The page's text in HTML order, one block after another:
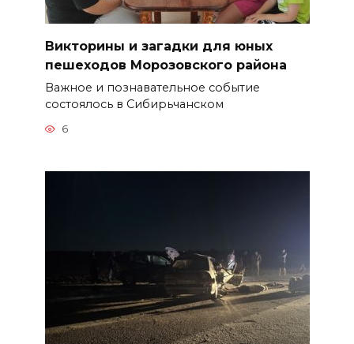
Викторины и загадки для юных
пешеходов Морозовского района
Важное и познавательное событие
состоялось в Сибирьчанском
6